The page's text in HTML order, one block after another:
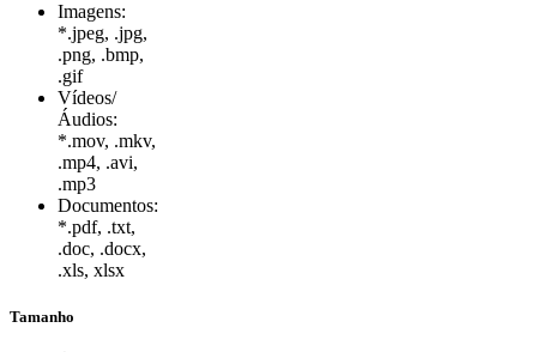
Imagens:
*.jpeg, .jpg,
.png, .bmp,
.gif
Vídeos/
Áudios:
*.mov, .mkv,
.mp4, .avi,
.mp3
Documentos:
*.pdf, .txt,
.doc, .docx,
.xls, xlsx
Tamanho